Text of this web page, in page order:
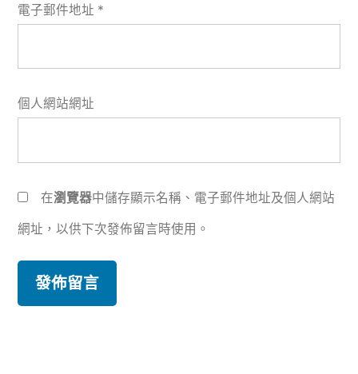
電子郵件地址 *
個人網站網址
在瀏覽器中儲存顯示名稱、電子郵件地址及個人網站
網址，以供下次發佈留言時使用。